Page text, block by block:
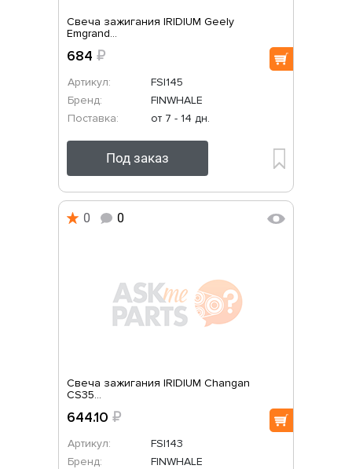
Свеча зажигания IRIDIUM Geely
Emgrand...
684 ₽
Артикул:
FSI145
Бренд:
FINWHALE
Поставка:
от 7 - 14 дн.
Под заказ
0 0
Свеча зажигания IRIDIUM Changan
CS35...
644.10 ₽
Артикул:
FSI143
Бренд:
FINWHALE